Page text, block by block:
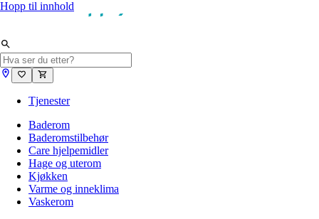
Hopp til innhold
Tjenester
Baderom
Baderomstilbehør
Care hjelpemidler
Hage og uterom
Kjøkken
Varme og inneklima
Vaskerom